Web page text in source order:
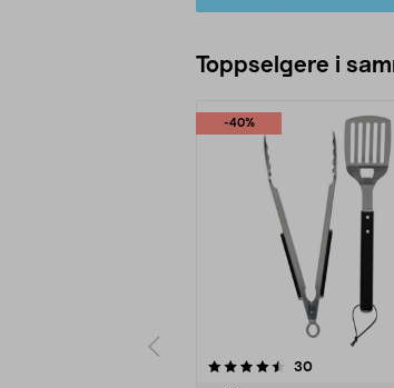
Toppselgere i
-40%
30anmeldelser
4.5 av 5 stjerner